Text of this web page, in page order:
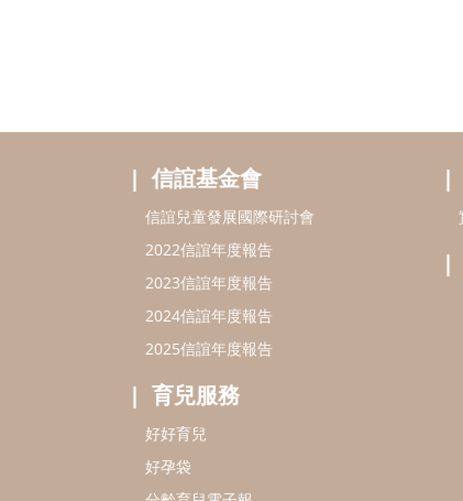
信誼基金會
信誼兒童發展國際研討會
2022信誼年度報告
2023信誼年度報告
2024信誼年度報告
2025信誼年度報告
育兒服務
好好育兒
好孕袋